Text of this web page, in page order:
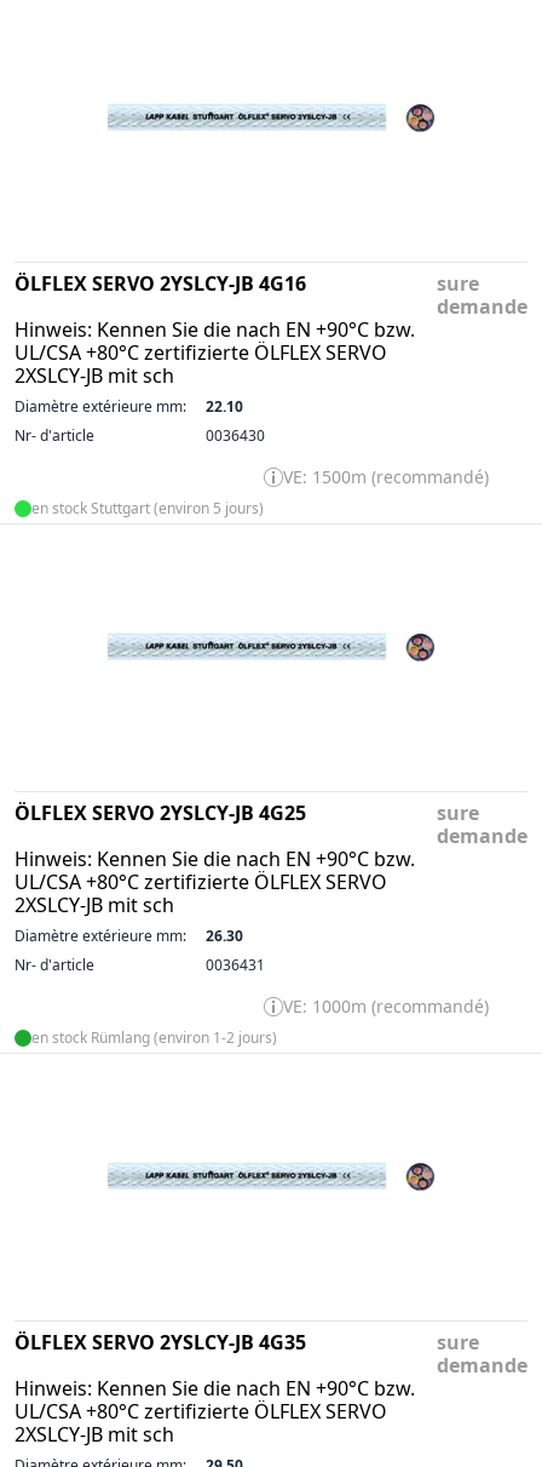
ÖLFLEX SERVO 2YSLCY-JB 4G16
Hinweis: Kennen Sie die nach EN +90°C bzw.
UL/CSA +80°C zertifizierte ÖLFLEX SERVO
2XSLCY-JB mit sch
sure
demande
Diamètre extérieure mm:
22.10
Nr- d'article
0036430
VE: 1500m (recommandé)
en stock Stuttgart (environ 5 jours)
ÖLFLEX SERVO 2YSLCY-JB 4G25
Hinweis: Kennen Sie die nach EN +90°C bzw.
UL/CSA +80°C zertifizierte ÖLFLEX SERVO
2XSLCY-JB mit sch
sure
demande
Diamètre extérieure mm:
26.30
Nr- d'article
0036431
VE: 1000m (recommandé)
en stock Rümlang (environ 1-2 jours)
ÖLFLEX SERVO 2YSLCY-JB 4G35
Hinweis: Kennen Sie die nach EN +90°C bzw.
UL/CSA +80°C zertifizierte ÖLFLEX SERVO
2XSLCY-JB mit sch
sure
demande